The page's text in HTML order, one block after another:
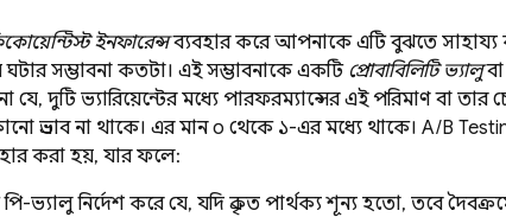
ইনফারেন্সব্যবহার করে আপনাকে এটি বুঝতে সাহায্য
সম্ভাবনা কতটা। এই সম্ভাবনাকে একটি প্রোবাবিলিটি ভ্যালুবা
দুটি ভ্যারিয়েন্টের মধ্যে পারফরম্যান্সের এই পরিমাণ বা তার
প্রভাব না থাকে। এর মান ০ থেকে ১-এর মধ্যে থাকে। A/B
করা হয়, যার ফলে:
ভ্যালু নির্দেশ করে যে, যদি প্রকৃত পার্থক্য শূন্য হতো, তবে